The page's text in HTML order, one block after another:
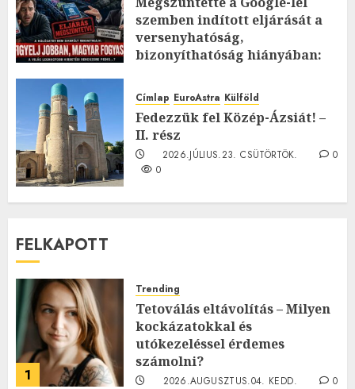
szemben indított eljárását a
versenyhatóság,
bizonyíthatóság hiányában:
2026.JÚLIUS.23. CSÜTÖRTÖK.
0
Címlap EuroAstra Külföld
Fedezzük fel Közép-Ázsiát! –
II. rész
2026.JÚLIUS.23. CSÜTÖRTÖK.
0
0
FELKAPOTT
1
Trending
Tetoválás eltávolítás – Milyen
kockázatokkal és
utókezeléssel érdemes
számolni?
2026.AUGUSZTUS.04. KEDD.
0